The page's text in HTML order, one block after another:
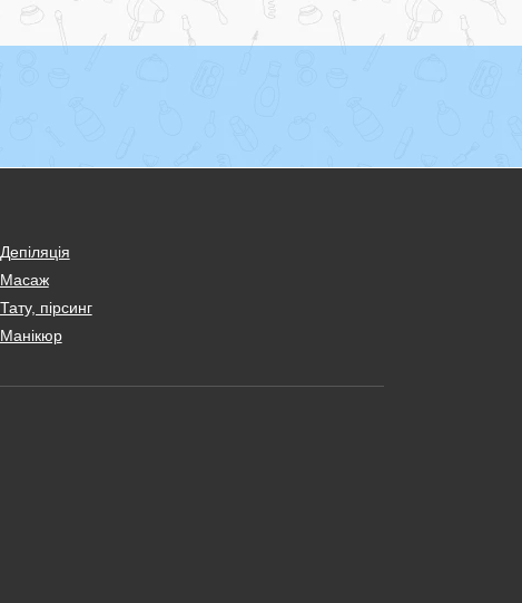
Депіляція
Масаж
Тату, пірсинг
Манікюр